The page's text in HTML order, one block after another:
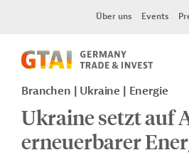
Über uns Events
Branchen | Ukraine | Energie
Ukraine setzt auf
erneuerbarer